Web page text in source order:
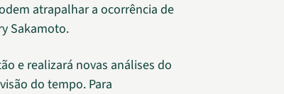
atrapalhar a ocorrência de
Sakamoto.
e realizará novas análises do
do tempo. Para